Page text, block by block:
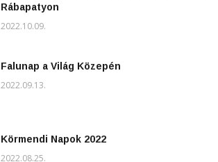
Rábapatyon
2022.10.09.
Falunap a Világ Közepén
2022.09.13.
Körmendi Napok 2022
2022.08.25.